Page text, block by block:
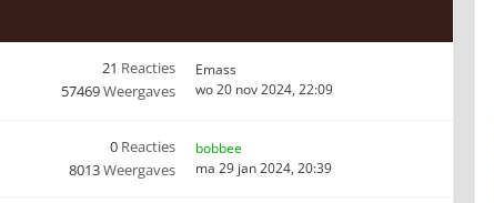
21 Reacties
57469Weergaves
Emass
wo 20 nov 2024, 22:09
0 Reacties
8013Weergaves
bobbee
ma 29 jan 2024, 20:39